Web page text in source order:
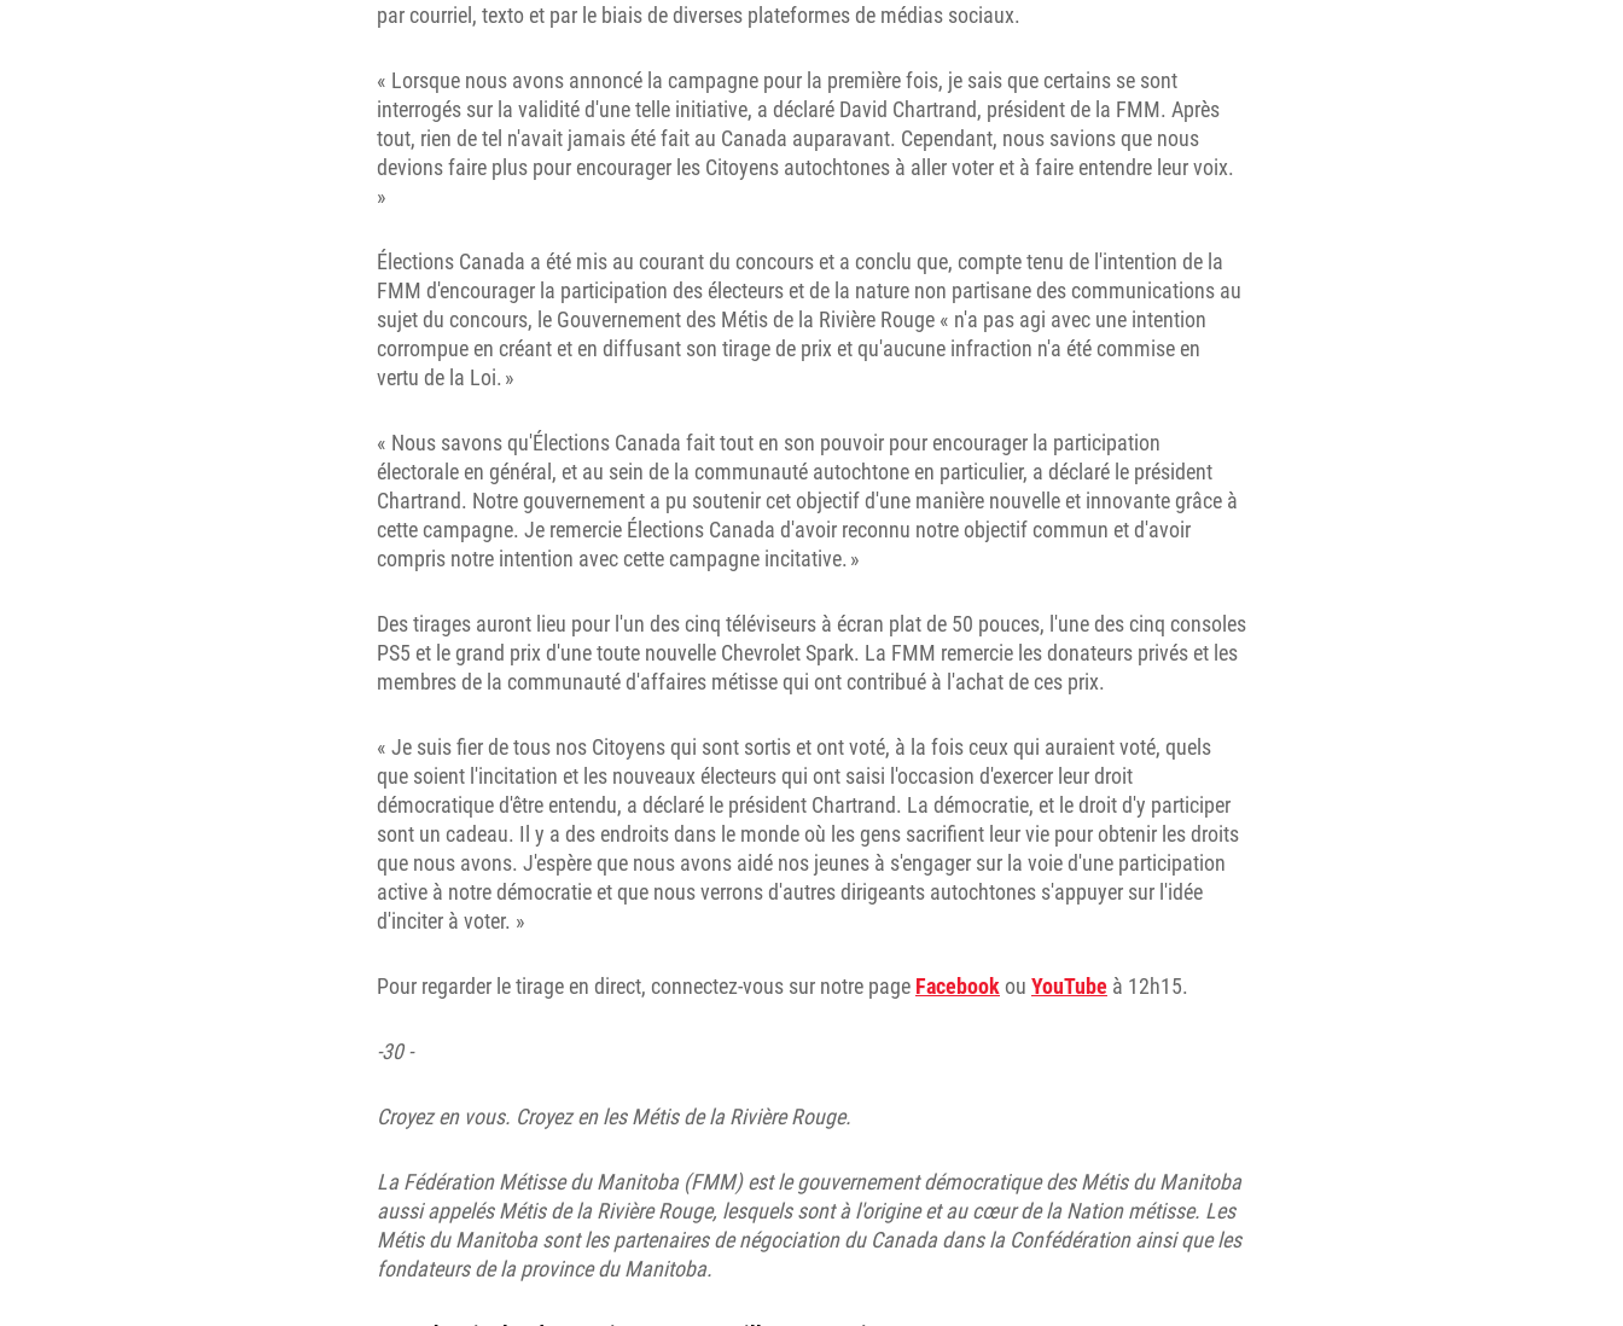
par courriel, texto et par le biais de diverses plateformes de médias sociaux.
« Lorsque nous avons annoncé la campagne pour la première fois, je sais que certains se sont
interrogés sur la validité d'une telle initiative, a déclaré David Chartrand, président de la FMM. Après
tout, rien de tel n'avait jamais été fait au Canada auparavant. Cependant, nous savions que nous
devions faire plus pour encourager les Citoyens autochtones à aller voter et à faire entendre leur voix.
»
Élections Canada a été mis au courant du concours et a conclu que, compte tenu de l'intention de la
FMM d'encourager la participation des électeurs et de la nature non partisane des communications au
sujet du concours, le Gouvernement des Métis de la Rivière Rouge « n'a pas agi avec une intention
corrompue en créant et en diffusant son tirage de prix et qu'aucune infraction n'a été commise en
vertu de la Loi. »
« Nous savons qu'Élections Canada fait tout en son pouvoir pour encourager la participation
électorale en général, et au sein de la communauté autochtone en particulier, a déclaré le président
Chartrand. Notre gouvernement a pu soutenir cet objectif d'une manière nouvelle et innovante grâce à
cette campagne. Je remercie Élections Canada d'avoir reconnu notre objectif commun et d'avoir
compris notre intention avec cette campagne incitative. »
Des tirages auront lieu pour l'un des cinq téléviseurs à écran plat de 50 pouces, l'une des cinq consoles
PS5 et le grand prix d'une toute nouvelle Chevrolet Spark. La FMM remercie les donateurs privés et les
membres de la communauté d'affaires métisse qui ont contribué à l'achat de ces prix.
« Je suis fier de tous nos Citoyens qui sont sortis et ont voté, à la fois ceux qui auraient voté, quels
que soient l'incitation et les nouveaux électeurs qui ont saisi l'occasion d'exercer leur droit
démocratique d'être entendu, a déclaré le président Chartrand. La démocratie, et le droit d'y participer
sont un cadeau. Il y a des endroits dans le monde où les gens sacrifient leur vie pour obtenir les droits
que nous avons. J'espère que nous avons aidé nos jeunes à s'engager sur la voie d'une participation
active à notre démocratie et que nous verrons d'autres dirigeants autochtones s'appuyer sur l'idée
d'inciter à voter. »
Pour regarder le tirage en direct, connectez-vous sur notre page Facebookou YouTube à 12h15.
-30 -
Croyez en vous. Croyez en les Métis de la Rivière Rouge.
La Fédération Métisse du Manitoba (FMM) est le gouvernement démocratique des Métis du Manitoba
aussi appelés Métis de la Rivière Rouge, lesquels sont à l'origine et au cœur de la Nation métisse. Les
Métis du Manitoba sont les partenaires de négociation du Canada dans la Confédération ainsi que les
fondateurs de la province du Manitoba.